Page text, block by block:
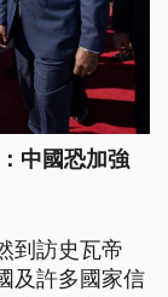
中國恐加強
到訪史瓦帝
及許多國家信